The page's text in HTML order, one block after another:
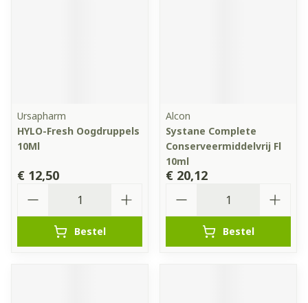
Ursapharm
HYLO-Fresh Oogdruppels
10Ml
€ 12,50
Bestel
Alcon
Systane Complete
Conserveermiddelvrij Fl
10ml
€ 20,12
Bestel